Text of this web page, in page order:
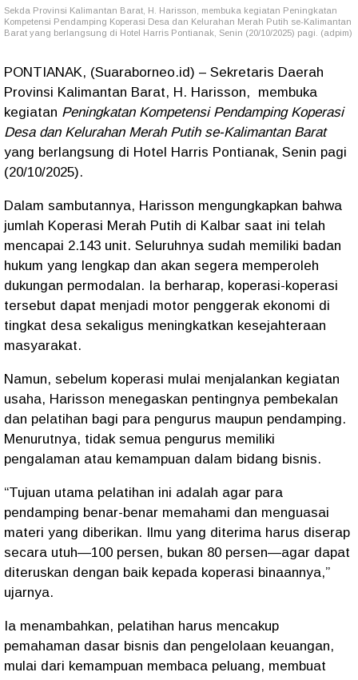
Sekda Provinsi Kalimantan Barat, H. Harisson, membuka kegiatan Peningkatan
Kompetensi Pendamping Koperasi Desa dan Kelurahan Merah Putih se-Kalimantan
Barat yang berlangsung di Hotel Harris Pontianak, Senin (20/10/2025) pagi. (adpim)
PONTIANAK, (Suaraborneo.id) – Sekretaris Daerah
Provinsi Kalimantan Barat, H. Harisson, membuka
kegiatan Peningkatan Kompetensi Pendamping Koperasi
Desa dan Kelurahan Merah Putih se-Kalimantan Barat
yang berlangsung di Hotel Harris Pontianak, Senin pagi
(20/10/2025).
Dalam sambutannya, Harisson mengungkapkan bahwa
jumlah Koperasi Merah Putih di Kalbar saat ini telah
mencapai 2.143 unit. Seluruhnya sudah memiliki badan
hukum yang lengkap dan akan segera memperoleh
dukungan permodalan. Ia berharap, koperasi-koperasi
tersebut dapat menjadi motor penggerak ekonomi di
tingkat desa sekaligus meningkatkan kesejahteraan
masyarakat.
Namun, sebelum koperasi mulai menjalankan kegiatan
usaha, Harisson menegaskan pentingnya pembekalan
dan pelatihan bagi para pengurus maupun pendamping.
Menurutnya, tidak semua pengurus memiliki
pengalaman atau kemampuan dalam bidang bisnis.
“Tujuan utama pelatihan ini adalah agar para
pendamping benar-benar memahami dan menguasai
materi yang diberikan. Ilmu yang diterima harus diserap
secara utuh—100 persen, bukan 80 persen—agar dapat
diteruskan dengan baik kepada koperasi binaannya,”
ujarnya.
Ia menambahkan, pelatihan harus mencakup
pemahaman dasar bisnis dan pengelolaan keuangan,
mulai dari kemampuan membaca peluang, membuat